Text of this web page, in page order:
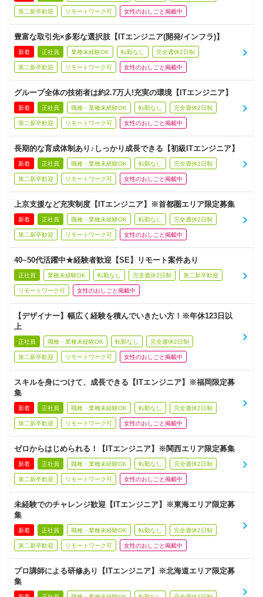
第二新卒歓迎 リモートワーク可 女性のおしごと掲載中
豊富な取引先×多彩な選択肢【ITエンジニア(開発/インフラ)】
新着 正社員 業種未経験OK 転勤なし 完全週休2日制
第二新卒歓迎 リモートワーク可 女性のおしごと掲載中
グループ全体の技術者は約2.7万人!充実の環境【ITエンジニア】
新着 正社員 職種・業種未経験OK 転勤なし 完全週休2日制
第二新卒歓迎 リモートワーク可 女性のおしごと掲載中
長期的な育成体制あり♪しっかり成長できる【初級ITエンジニア】
新着 正社員 職種・業種未経験OK 転勤なし 完全週休2日制
第二新卒歓迎 リモートワーク可 女性のおしごと掲載中
上京支援など充実制度【ITエンジニア】※首都圏エリア限定募集
新着 正社員 職種・業種未経験OK 転勤なし 完全週休2日制
第二新卒歓迎 リモートワーク可 女性のおしごと掲載中
40~50代活躍中★経験者歓迎【SE】リモート案件あり
正社員 業種未経験OK 転勤なし 完全週休2日制 第二新卒歓迎
リモートワーク可 女性のおしごと掲載中
【デザイナー】幅広く経験を積んでいきたい方！※年休123日以
上
正社員 職種・業種未経験OK 転勤なし 完全週休2日制
第二新卒歓迎 リモートワーク可 女性のおしごと掲載中
スキルを身につけて、成長できる【ITエンジニア】※福岡限定募
集
新着 正社員 職種・業種未経験OK 転勤なし 完全週休2日制
第二新卒歓迎 リモートワーク可 女性のおしごと掲載中
ゼロからはじめられる！【ITエンジニア】※関西エリア限定募集
新着 正社員 職種・業種未経験OK 転勤なし 完全週休2日制
第二新卒歓迎 リモートワーク可 女性のおしごと掲載中
未経験でのチャレンジ歓迎【ITエンジニア】※東海エリア限定募
集
新着 正社員 職種・業種未経験OK 転勤なし 完全週休2日制
第二新卒歓迎 リモートワーク可 女性のおしごと掲載中
プロ講師による研修あり【ITエンジニア】※北海道エリア限定募
集